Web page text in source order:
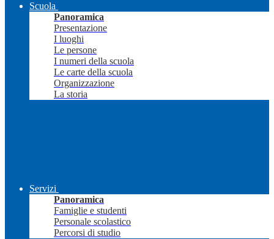
Scuola
Panoramica
Presentazione
I luoghi
Le persone
I numeri della scuola
Le carte della scuola
Organizzazione
La storia
Servizi
Panoramica
Famiglie e studenti
Personale scolastico
Percorsi di studio